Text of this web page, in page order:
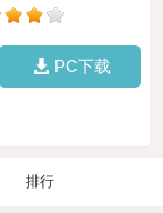
PC下载
排行